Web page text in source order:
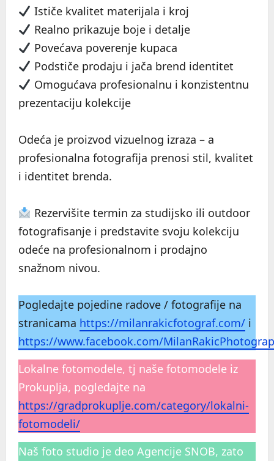
Ističe kvalitet materijala i kroj
Realno prikazuje boje i detalje
Povećava poverenje kupaca
Podstiče prodaju i jača brend identitet
Omogućava profesionalnu i konzistentnu
prezentaciju kolekcije
Odeća je proizvod vizuelnog izraza – a
profesionalna fotografija prenosi stil, kvalitet
i identitet brenda.
Rezervišite termin za studijsko ili outdoor
fotografisanje i predstavite svoju kolekciju
odeće na profesionalnom i prodajno
snažnom nivou.
Pogledajte pojedine radove / fotografije na
stranicama https://milanrakicfotograf.com/ i
https://www.facebook.com/
Lokalne fotomodele, tj naše fotomodele iz
Prokuplja, pogledajte na
https://gradprokuplje.com/category/lokalni-
fotomodeli/
Naš foto studio je deo Agencije SNOB, zato